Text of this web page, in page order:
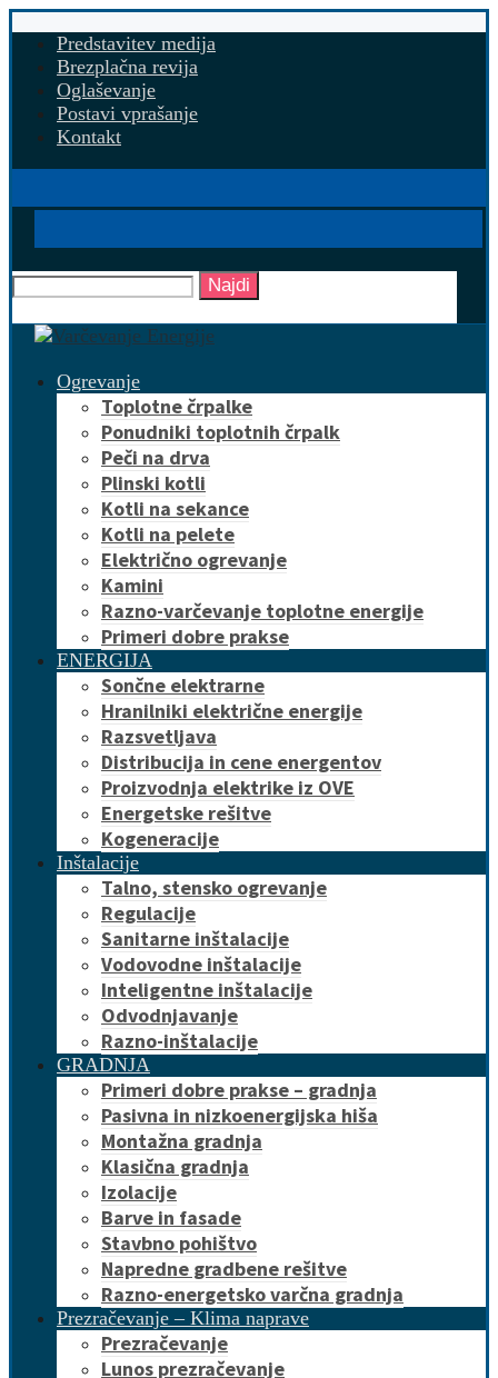
Predstavitev medija
Brezplačna revija
Oglaševanje
Postavi vprašanje
Kontakt
Najdi
Ogrevanje
Toplotne črpalke
Ponudniki toplotnih črpalk
Peči na drva
Plinski kotli
Kotli na sekance
Kotli na pelete
Električno ogrevanje
Kamini
Razno-varčevanje toplotne energije
Primeri dobre prakse
ENERGIJA
Sončne elektrarne
Hranilniki električne energije
Razsvetljava
Distribucija in cene energentov
Proizvodnja elektrike iz OVE
Energetske rešitve
Kogeneracije
Inštalacije
Talno, stensko ogrevanje
Regulacije
Sanitarne inštalacije
Vodovodne inštalacije
Inteligentne inštalacije
Odvodnjavanje
Razno-inštalacije
GRADNJA
Primeri dobre prakse – gradnja
Pasivna in nizkoenergijska hiša
Montažna gradnja
Klasična gradnja
Izolacije
Barve in fasade
Stavbno pohištvo
Napredne gradbene rešitve
Razno-energetsko varčna gradnja
Prezračevanje – Klima naprave
Prezračevanje
Lunos prezračevanje